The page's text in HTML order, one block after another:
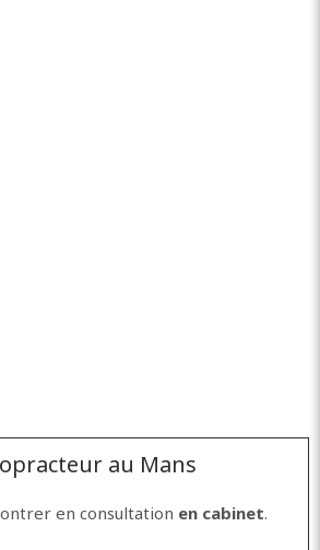
au Mans
en consultation en cabinet.